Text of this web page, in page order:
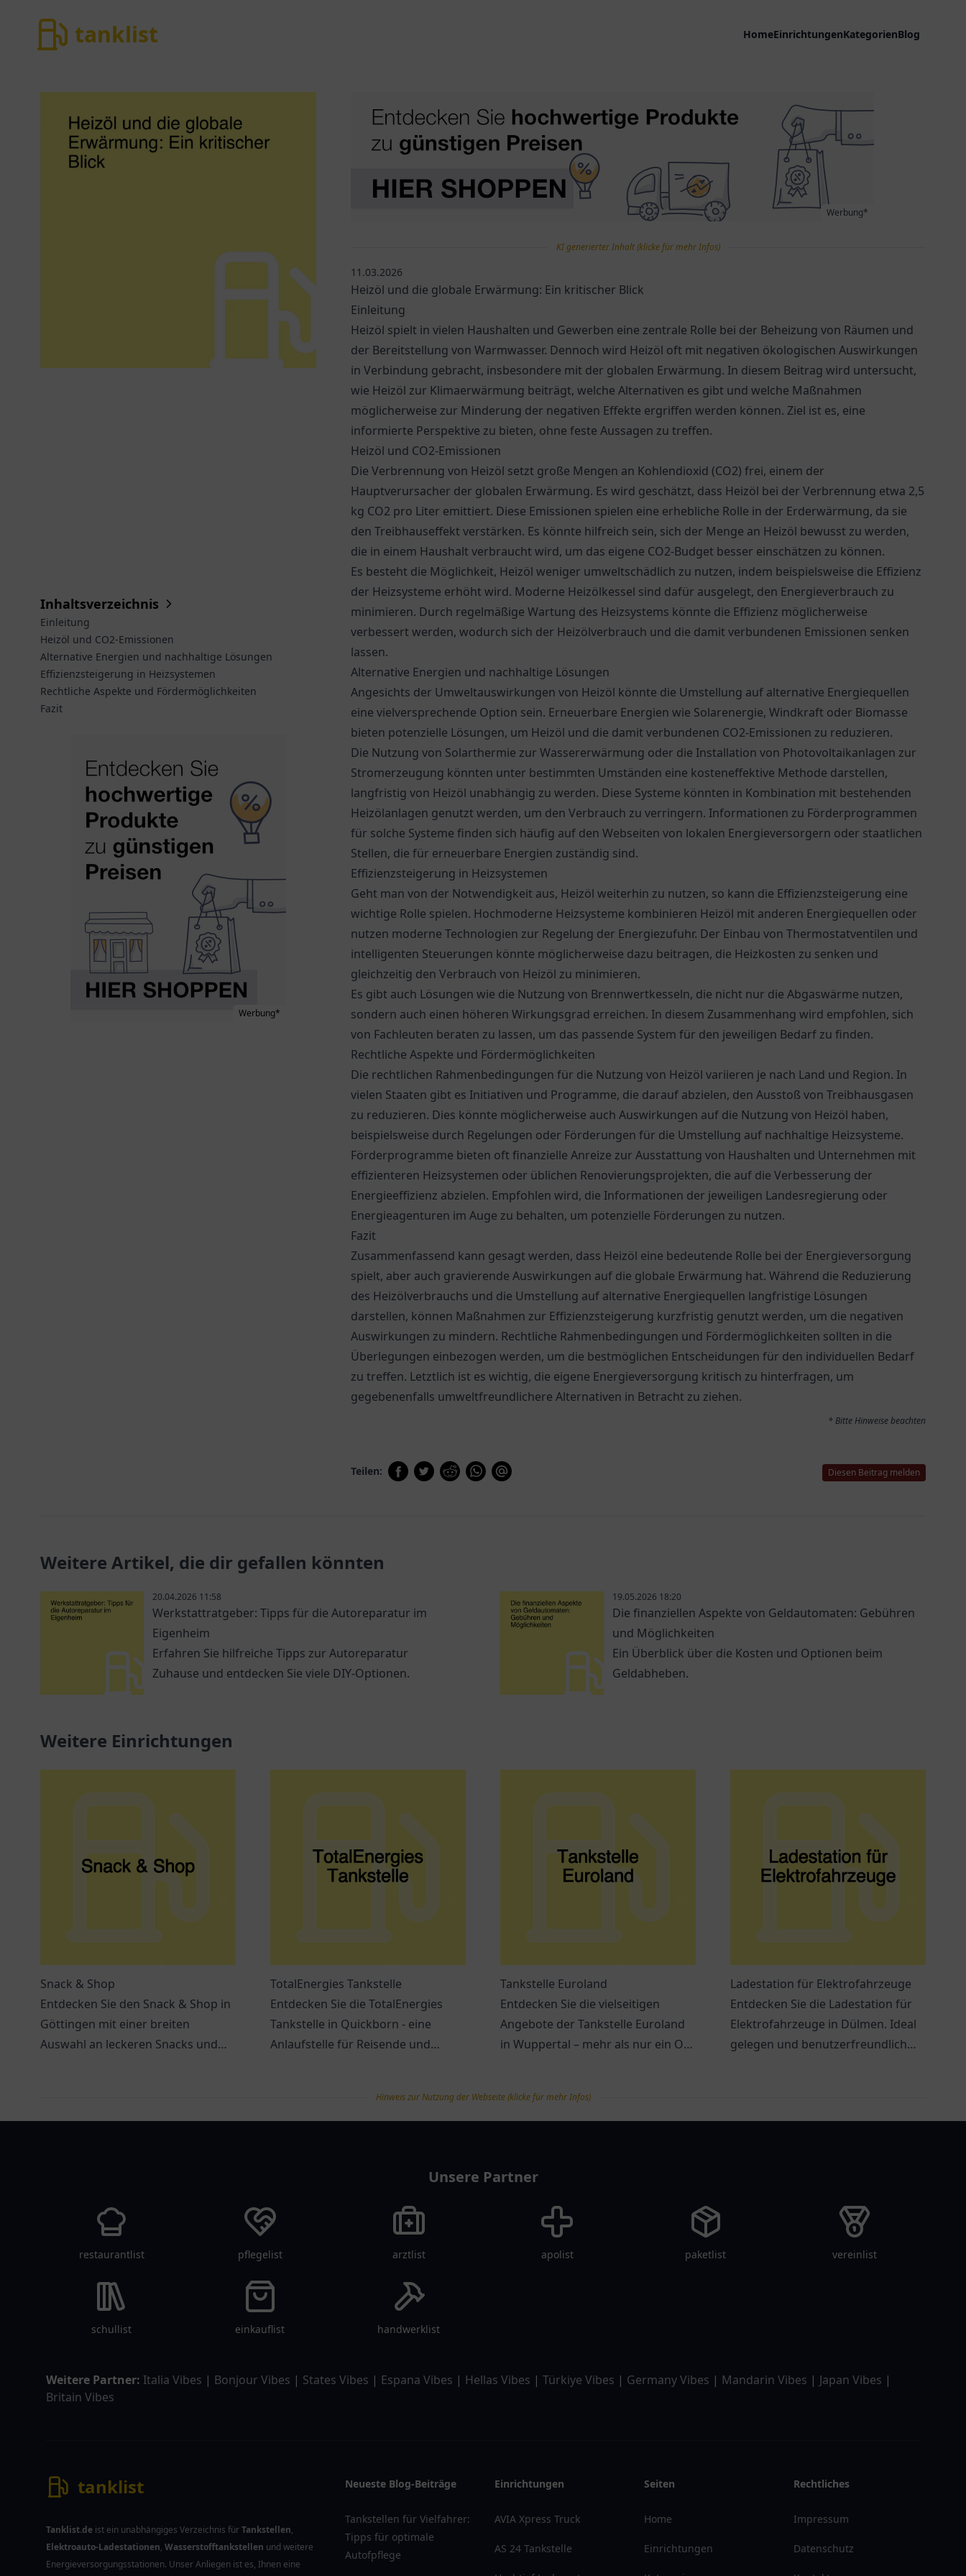
tanklist tanklist HomeEinrichtungenKategorienBlog
Inhaltsverzeichnis
Einleitung
Heizöl und CO2-Emissionen
Alternative Energien und nachhaltige Lösungen
Effizienzsteigerung in Heizsystemen
Rechtliche Aspekte und Fördermöglichkeiten
Fazit
Werbung*
Werbung*
KI generierter Inhalt (klicke für mehr Infos)
11.03.2026
Heizöl und die globale Erwärmung: Ein kritischer Blick
Einleitung
Heizöl spielt in vielen Haushalten und Gewerben eine zentrale Rolle bei der Beheizung von Räumen und
der Bereitstellung von Warmwasser. Dennoch wird Heizöl oft mit negativen ökologischen Auswirkungen
in Verbindung gebracht, insbesondere mit der globalen Erwärmung. In diesem Beitrag wird untersucht,
wie Heizöl zur Klimaerwärmung beiträgt, welche Alternativen es gibt und welche Maßnahmen
möglicherweise zur Minderung der negativen Effekte ergriffen werden können. Ziel ist es, eine
informierte Perspektive zu bieten, ohne feste Aussagen zu treffen.
Heizöl und CO2-Emissionen
Die Verbrennung von Heizöl setzt große Mengen an Kohlendioxid (CO2) frei, einem der
Hauptverursacher der globalen Erwärmung. Es wird geschätzt, dass Heizöl bei der Verbrennung etwa 2,5
kg CO2 pro Liter emittiert. Diese Emissionen spielen eine erhebliche Rolle in der Erderwärmung, da sie
den Treibhauseffekt verstärken. Es könnte hilfreich sein, sich der Menge an Heizöl bewusst zu werden,
die in einem Haushalt verbraucht wird, um das eigene CO2-Budget besser einschätzen zu können.
Es besteht die Möglichkeit, Heizöl weniger umweltschädlich zu nutzen, indem beispielsweise die Effizienz
der Heizsysteme erhöht wird. Moderne Heizölkessel sind dafür ausgelegt, den Energieverbrauch zu
minimieren. Durch regelmäßige Wartung des Heizsystems könnte die Effizienz möglicherweise
verbessert werden, wodurch sich der Heizölverbrauch und die damit verbundenen Emissionen senken
lassen.
Alternative Energien und nachhaltige Lösungen
Angesichts der Umweltauswirkungen von Heizöl könnte die Umstellung auf alternative Energiequellen
eine vielversprechende Option sein. Erneuerbare Energien wie Solarenergie, Windkraft oder Biomasse
bieten potenzielle Lösungen, um Heizöl und die damit verbundenen CO2-Emissionen zu reduzieren.
Die Nutzung von Solarthermie zur Wassererwärmung oder die Installation von Photovoltaikanlagen zur
Stromerzeugung könnten unter bestimmten Umständen eine kosteneffektive Methode darstellen,
langfristig von Heizöl unabhängig zu werden. Diese Systeme könnten in Kombination mit bestehenden
Heizölanlagen genutzt werden, um den Verbrauch zu verringern. Informationen zu Förderprogrammen
für solche Systeme finden sich häufig auf den Webseiten von lokalen Energieversorgern oder staatlichen
Stellen, die für erneuerbare Energien zuständig sind.
Effizienzsteigerung in Heizsystemen
Geht man von der Notwendigkeit aus, Heizöl weiterhin zu nutzen, so kann die Effizienzsteigerung eine
wichtige Rolle spielen. Hochmoderne Heizsysteme kombinieren Heizöl mit anderen Energiequellen oder
nutzen moderne Technologien zur Regelung der Energiezufuhr. Der Einbau von Thermostatventilen und
intelligenten Steuerungen könnte möglicherweise dazu beitragen, die Heizkosten zu senken und
gleichzeitig den Verbrauch von Heizöl zu minimieren.
Es gibt auch Lösungen wie die Nutzung von Brennwertkesseln, die nicht nur die Abgaswärme nutzen,
sondern auch einen höheren Wirkungsgrad erreichen. In diesem Zusammenhang wird empfohlen, sich
von Fachleuten beraten zu lassen, um das passende System für den jeweiligen Bedarf zu finden.
Rechtliche Aspekte und Fördermöglichkeiten
Die rechtlichen Rahmenbedingungen für die Nutzung von Heizöl variieren je nach Land und Region. In
vielen Staaten gibt es Initiativen und Programme, die darauf abzielen, den Ausstoß von Treibhausgasen
zu reduzieren. Dies könnte möglicherweise auch Auswirkungen auf die Nutzung von Heizöl haben,
beispielsweise durch Regelungen oder Förderungen für die Umstellung auf nachhaltige Heizsysteme.
Förderprogramme bieten oft finanzielle Anreize zur Ausstattung von Haushalten und Unternehmen mit
effizienteren Heizsystemen oder üblichen Renovierungsprojekten, die auf die Verbesserung der
Energieeffizienz abzielen. Empfohlen wird, die Informationen der jeweiligen Landesregierung oder
Energieagenturen im Auge zu behalten, um potenzielle Förderungen zu nutzen.
Fazit
Zusammenfassend kann gesagt werden, dass Heizöl eine bedeutende Rolle bei der Energieversorgung
spielt, aber auch gravierende Auswirkungen auf die globale Erwärmung hat. Während die Reduzierung
des Heizölverbrauchs und die Umstellung auf alternative Energiequellen langfristige Lösungen
darstellen, können Maßnahmen zur Effizienzsteigerung kurzfristig genutzt werden, um die negativen
Auswirkungen zu mindern. Rechtliche Rahmenbedingungen und Fördermöglichkeiten sollten in die
Überlegungen einbezogen werden, um die bestmöglichen Entscheidungen für den individuellen Bedarf
zu treffen. Letztlich ist es wichtig, die eigene Energieversorgung kritisch zu hinterfragen, um
gegebenenfalls umweltfreundlichere Alternativen in Betracht zu ziehen.
* Bitte Hinweise beachten
Teilen: Diesen Beitrag melden
Weitere Artikel, die dir gefallen könnten
20.04.2026 11:58
Werkstattratgeber: Tipps für die Autoreparatur im
Eigenheim
Erfahren Sie hilfreiche Tipps zur Autoreparatur
Zuhause und entdecken Sie viele DIY-Optionen.
19.05.2026 18:20
Die finanziellen Aspekte von Geldautomaten: Gebühren
und Möglichkeiten
Ein Überblick über die Kosten und Optionen beim
Geldabheben.
Weitere Einrichtungen
Snack & Shop
Entdecken Sie den Snack & Shop in
Göttingen mit einer breiten
Auswahl an leckeren Snacks und
TotalEnergies Tankstelle
Entdecken Sie die TotalEnergies
Tankstelle in Quickborn - eine
Anlaufstelle für Reisende und
Tankstelle Euroland
Entdecken Sie die vielseitigen
Angebote der Tankstelle Euroland
in Wuppertal – mehr als nur ein Ort
Ladestation für Elektrofahrzeuge
Entdecken Sie die Ladestation für
Elektrofahrzeuge in Dülmen. Ideal
gelegen und benutzerfreundlich
Hinweis zur Nutzung der Webseite (klicke für mehr Infos)
Unsere Partner
restaurantlist pflegelist arztlist apolist paketlist vereinlist
schullist einkauflist handwerklist
Weitere Partner: Italia Vibes | Bonjour Vibes | States Vibes | Espana Vibes | Hellas Vibes | Türkiye Vibes | Germany Vibes | Mandarin Vibes | Japan Vibes |
Britain Vibes
tanklist
Tanklist.de ist ein unabhängiges Verzeichnis fürTankstellen,
Elektroauto-Ladestationen, Wasserstofftankstellen und weitere
Energieversorgungsstationen. Unser Anliegen ist es, Ihnen eine
Neueste Blog-Beiträge
Tankstellen für Vielfahrer:
Tipps für optimale
Autofpflege
Einrichtungen
AVIA Xpress Truck
AS 24 Tankstelle
Seiten
Home
Einrichtungen
Rechtliches
Impressum
Datenschutz